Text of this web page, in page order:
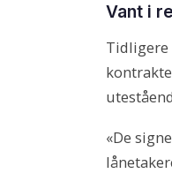
Vant i
Tidligere
«De